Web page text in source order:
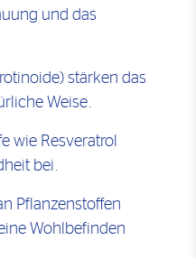
und das
stärken das
Weise.
wie Resveratrol
bei.
Pflanzenstoffen
Wohlbefinden